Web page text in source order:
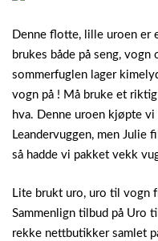
Denne flotte, lille uroen er
brukes både på seng,
sommerfuglen lager
vogn på ! Må bruke et
hva. Denne uroen kjøpte
Leandervuggen, men
så hadde vi pakket vekk
Lite brukt uro, uro til vogn
Sammenlign tilbud på Uro
rekke nettbutikker samlet